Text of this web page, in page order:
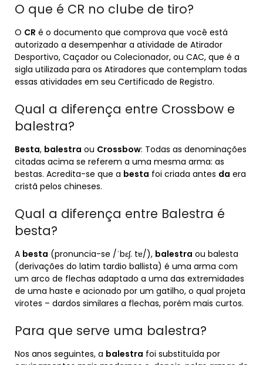
O que é CR no clube de tiro?
O CR é o documento que comprova que você está
autorizado a desempenhar a atividade de Atirador
Desportivo, Caçador ou Colecionador, ou CAC, que é a
sigla utilizada para os Atiradores que contemplam todas
essas atividades em seu Certificado de Registro.
Qual a diferença entre Crossbow e
balestra?
Besta, balestra ou Crossbow: Todas as denominações
citadas acima se referem a uma mesma arma: as
bestas. Acredita-se que a besta foi criada antes da era
cristã pelos chineses.
Qual a diferença entre Balestra é
besta?
A besta (pronuncia-se /ˈbɛʃ. tɐ/), balestra ou balesta
(derivações do latim tardio ballista) é uma arma com
um arco de flechas adaptado a uma das extremidades
de uma haste e acionado por um gatilho, o qual projeta
virotes – dardos similares a flechas, porém mais curtos.
Para que serve uma balestra?
Nos anos seguintes, a balestra foi substituída por